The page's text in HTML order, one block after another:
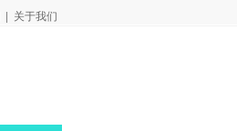
| 关于我们